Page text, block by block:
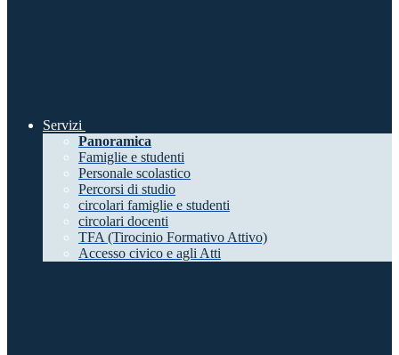
Servizi
Panoramica
Famiglie e studenti
Personale scolastico
Percorsi di studio
circolari famiglie e studenti
circolari docenti
TFA (Tirocinio Formativo Attivo)
Accesso civico e agli Atti